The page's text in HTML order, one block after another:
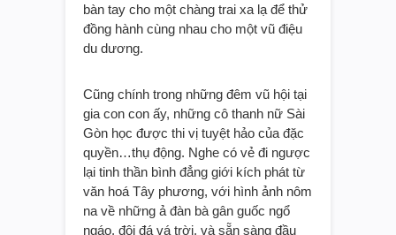
bàn tay cho một chàng trai xa lạ để thử
đồng hành cùng nhau cho một vũ điệu
du dương.
Cũng chính trong những đêm vũ hội tại
gia con con ấy, những cô thanh nữ Sài
Gòn học được thi vị tuyệt hảo của đặc
quyền…thụ động. Nghe có vẻ đi ngược
lại tinh thần bình đẳng giới kích phát từ
văn hoá Tây phương, với hình ảnh nôm
na về những ả đàn bà gân guốc ngổ
ngáo, đội đá vá trời, và sẵn sàng đầu